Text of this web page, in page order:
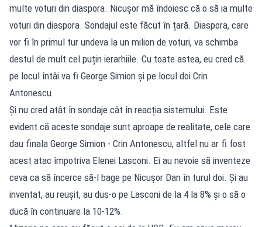
multe voturi din diaspora. Nicușor mă îndoiesc că o să ia multe
voturi din diaspora. Sondajul este făcut în țară. Diaspora, care
vor fi în primul tur undeva la un milion de voturi, va schimba
destul de mult cel puțin ierarhiile. Cu toate astea, eu cred că
pe locul întâi va fi George Simion și pe locul doi Crin
Antonescu.
Și nu cred atât în sondaje cât în reacția sistemului. Este
evident că aceste sondaje sunt aproape de realitate, cele care
dau finala George Simion - Crin Antonescu, altfel nu ar fi fost
acest atac împotriva Elenei Lasconi. Ei au nevoie să inventeze
ceva ca să încerce să-l bage pe Nicușor Dan în turul doi. Și au
inventat, au reușit, au dus-o pe Lasconi de la 4 la 8% și o să o
ducă în continuare la 10-12%.